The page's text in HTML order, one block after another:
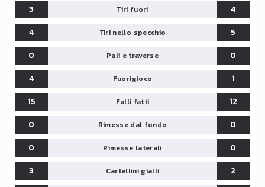
3 Tiri fuori
4
4
Tiri nello specchio
5
0
Pali e traverse
0
4
Fuorigioco
1
15
Falli fatti
12
0
Rimesse dal fondo
0
0
Rimesse laterali
0
3
Cartellini gialli
2